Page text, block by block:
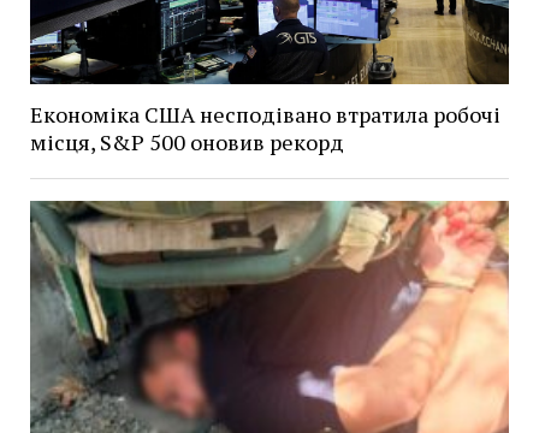
Економіка США несподівано втратила робочі
місця, S&P 500 оновив рекорд